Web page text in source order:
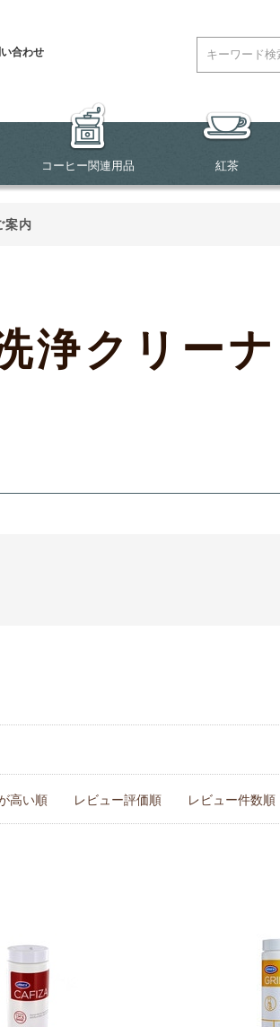
合わせ
コーヒー関連用品 紅茶
案内
浄クリー
高い順 レビュー評価順 レビュー件数順